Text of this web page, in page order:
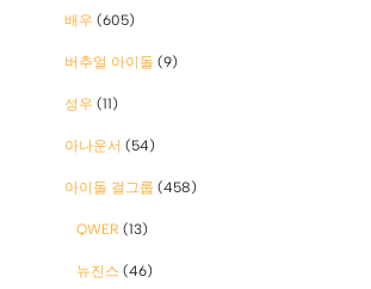
배우 (605)
버추얼 아이돌 (9)
성우 (11)
아나운서 (54)
아이돌 걸그룹 (458)
QWER (13)
뉴진스 (46)